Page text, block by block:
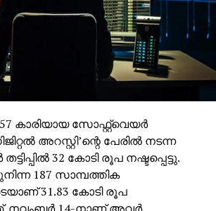
കാരിയായ സോഫ്റ്റ്വെയര്‍
അറസ്റ്റി’ന്റെ പേരില്‍ നടന്ന
32 കോടി രൂപ നഷ്ടപ്പെട്ടു.
187 സാമ്പത്തിക
31.83 കോടി രൂപ